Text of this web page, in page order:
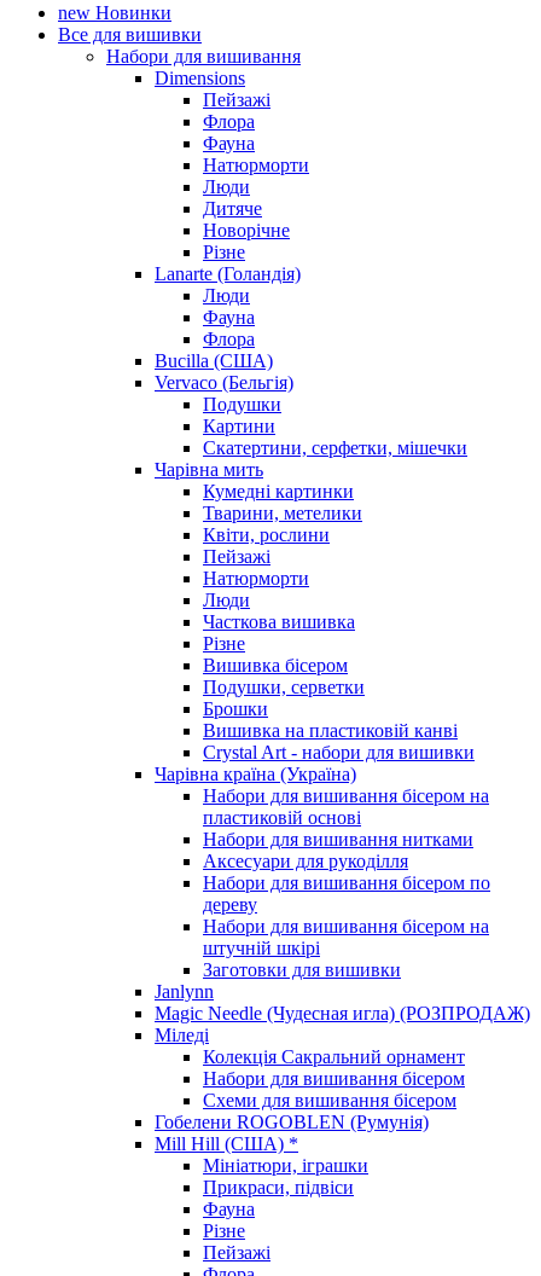
new Новинки
Все для вишивки
Набори для вишивання
Dimensions
Пейзажі
Флора
Фауна
Натюрморти
Люди
Дитяче
Новорічне
Різне
Lanarte (Голандія)
Люди
Фауна
Флора
Bucilla (США)
Vervaco (Бельгія)
Подушки
Картини
Скатертини, серфетки, мішечки
Чарiвна мить
Кумедні картинки
Тварини, метелики
Квіти, рослини
Пейзажі
Натюрморти
Люди
Часткова вишивка
Різне
Вишивка бісером
Подушки, серветки
Брошки
Вишивка на пластиковій канві
Crystal Art - набори для вишивки
Чарівна країна (Україна)
Набори для вишивання бісером на
пластиковій основі
Набори для вишивання нитками
Аксесуари для рукоділля
Набори для вишивання бісером по
дереву
Набори для вишивання бісером на
штучній шкірі
Заготовки для вишивки
Janlynn
Magic Needle (Чудесная игла) (РОЗПРОДАЖ)
Міледі
Колекція Сакральний орнамент
Набори для вишивання бісером
Схеми для вишивання бісером
Гобелени ROGOBLEN (Румунія)
Mill Hill (США) *
Мініатюри, іграшки
Прикраси, підвіси
Фауна
Різне
Пейзажі